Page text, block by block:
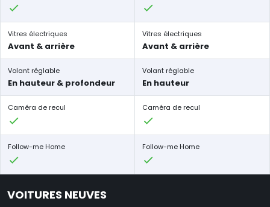
Vitres électriques
Avant & arrière
Vitres électriques
Avant & arrière
Volant réglable
En hauteur & profondeur
Volant réglable
En hauteur
Caméra de recul Caméra de recul
Follow-me Home Follow-me Home
VOITURES NEUVES